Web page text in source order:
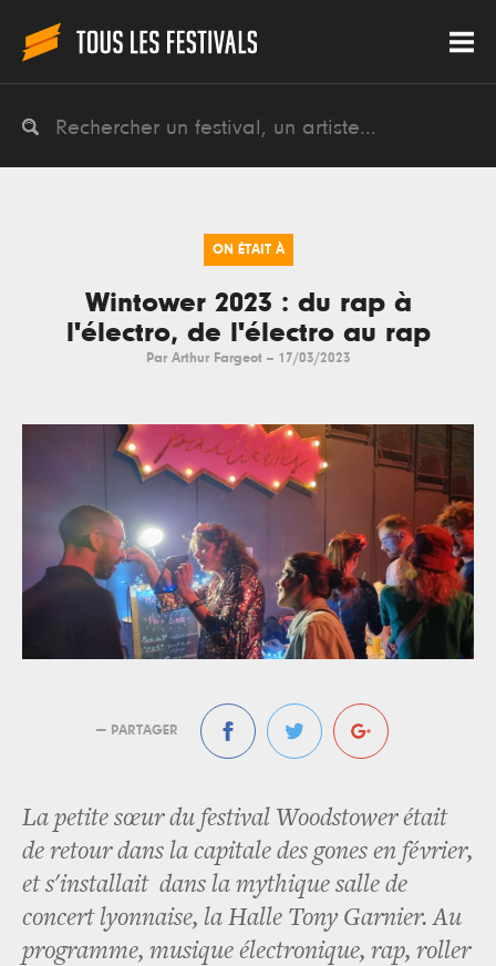
ON ÉTAIT À
Wintower 2023 : du rap à
l'électro, de l'électro au rap
Par Arthur Fargeot -- 17/03/2023
— PARTAGER
La petite sœur du festival Woodstower était
de retour dans la capitale des gones en février,
et s'installait dans la mythique salle de
concert lyonnaise, la Halle Tony Garnier. Au
programme, musique électronique, rap, roller